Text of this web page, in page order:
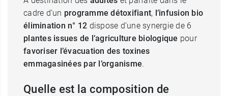
cadre d’un programme détoxifiant, l’infusion bio
élimination n° 12 dispose d’une synergie de 6
plantes issues de l’agriculture biologique pour
favoriser l’évacuation des toxines
emmagasinées par l’organisme.
Quelle est la composition de